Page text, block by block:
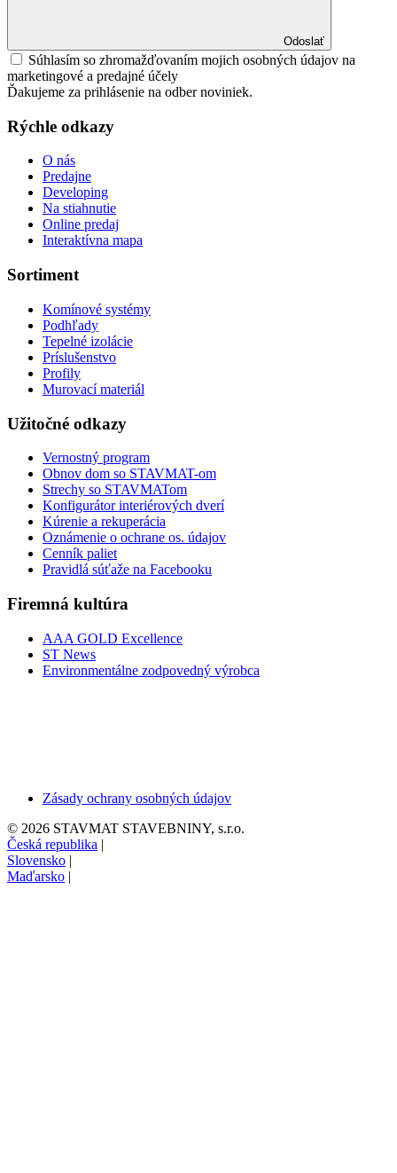
Odoslať
Súhlasím so zhromažďovaním mojich osobných údajov na
marketingové a predajné účely
Ďakujeme za prihlásenie na odber noviniek.
Rýchle odkazy
O nás
Predajne
Developing
Na stiahnutie
Online predaj
Interaktívna mapa
Sortiment
Komínové systémy
Podhľady
Tepelné izolácie
Príslušenstvo
Profily
Murovací materiál
Užitočné odkazy
Vernostný program
Obnov dom so STAVMAT-om
Strechy so STAVMATom
Konfigurátor interiérových dverí
Kúrenie a rekuperácia
Oznámenie o ochrane os. údajov
Cenník paliet
Pravidlá súťaže na Facebooku
Firemná kultúra
AAA GOLD Excellence
ST News
Environmentálne zodpovedný výrobca
Zásady ochrany osobných údajov
© 2026 STAVMAT STAVEBNINY, s.r.o.
Česká republika |
Slovensko |
Maďarsko |